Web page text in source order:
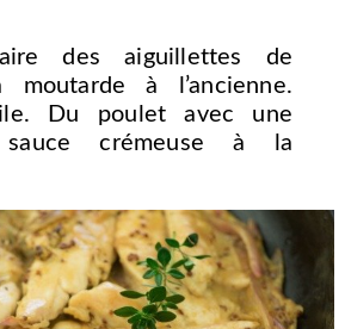
des aiguillettes de
à l’ancienne.
Du poulet avec une
sauce crémeuse à la